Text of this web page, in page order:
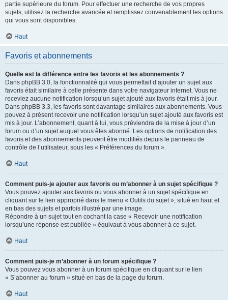
partie supérieure du forum. Pour effectuer une recherche de vos propres
sujets, utilisez la recherche avancée et remplissez convenablement les options
qui vous sont disponibles.
Haut
Favoris et abonnements
Quelle est la différence entre les favoris et les abonnements ?
Dans phpBB 3.0, la fonctionnalité qui vous permettait d’ajouter un sujet aux
favoris était similaire à celle présente dans votre navigateur internet. Vous ne
receviez aucune notification lorsqu’un sujet ajouté aux favoris était mis à jour.
Dans phpBB 3.3, les favoris sont davantage similaires aux abonnements. Vous
pouvez à présent recevoir une notification lorsqu’un sujet ajouté aux favoris est
mis à jour. L’abonnement, quant à lui, vous préviendra de la mise à jour d’un
forum ou d’un sujet auquel vous êtes abonné. Les options de notification des
favoris et des abonnements peuvent être modifiés depuis le panneau de
contrôle de l’utilisateur, sous les « Préférences du forum ».
Haut
Comment puis-je ajouter aux favoris ou m’abonner à un sujet spécifique ?
Vous pouvez ajouter aux favoris ou vous abonner à un sujet spécifique en
cliquant sur le lien approprié dans le menu « Outils du sujet », situé en haut et
en bas des sujets et parfois illustré par une image.
Répondre à un sujet tout en cochant la case « Recevoir une notification
lorsqu’une réponse est publiée » équivaut à vous abonner à ce sujet.
Haut
Comment puis-je m’abonner à un forum spécifique ?
Vous pouvez vous abonner à un forum spécifique en cliquant sur le lien
« S’abonner au forum » situé en bas de la page du forum.
Haut